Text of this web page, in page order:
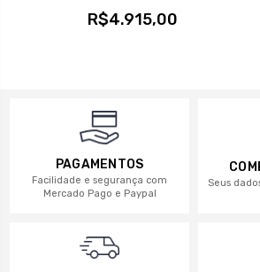
R$4.915,00
PAGAMENTOS
Facilidade e segurança com
Mercado Pago e Paypal
Seus